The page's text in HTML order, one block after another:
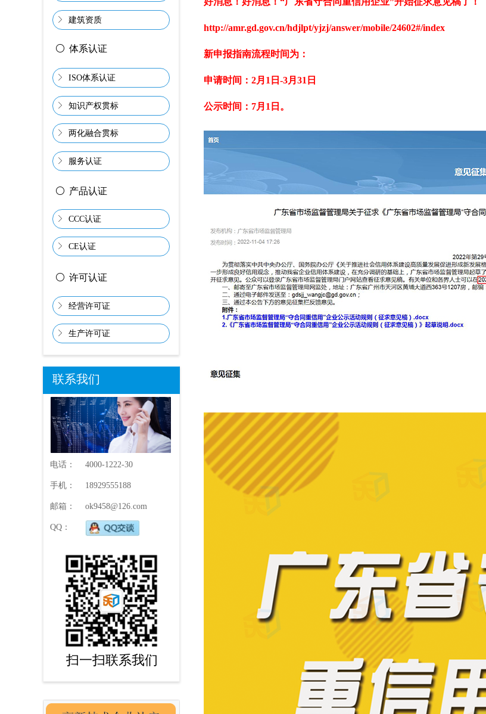
联系我们
电话： 4000-1222-30
手机： 18929555188
邮箱： ok9458@126.com
QQ： 596367262
扫一扫联系我们
http://amr.gd.gov.cn/hdjlpt/yjzj/answer/mobile/24602#/index
新申报指南流程时间为：
申请时间：2月1日-3月31日
公示时间：7月1日。
ꁕ ISO体系认证
ꀐ 体系认证
ꀐ 产品认证
ꁕ 服务认证
ꁕ 知识产权贯标
ꁕ CE认证
ꁕ CCC认证
ꁕ 建筑资质
ꀐ 许可认证
ꁕ 经营许可证
ꁕ 生产许可证
ꁕ 两化融合贯标